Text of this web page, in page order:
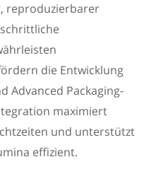
reproduzierbarer
die Entwicklung
Advanced Packaging-
maximiert
und unterstützt
effizient.